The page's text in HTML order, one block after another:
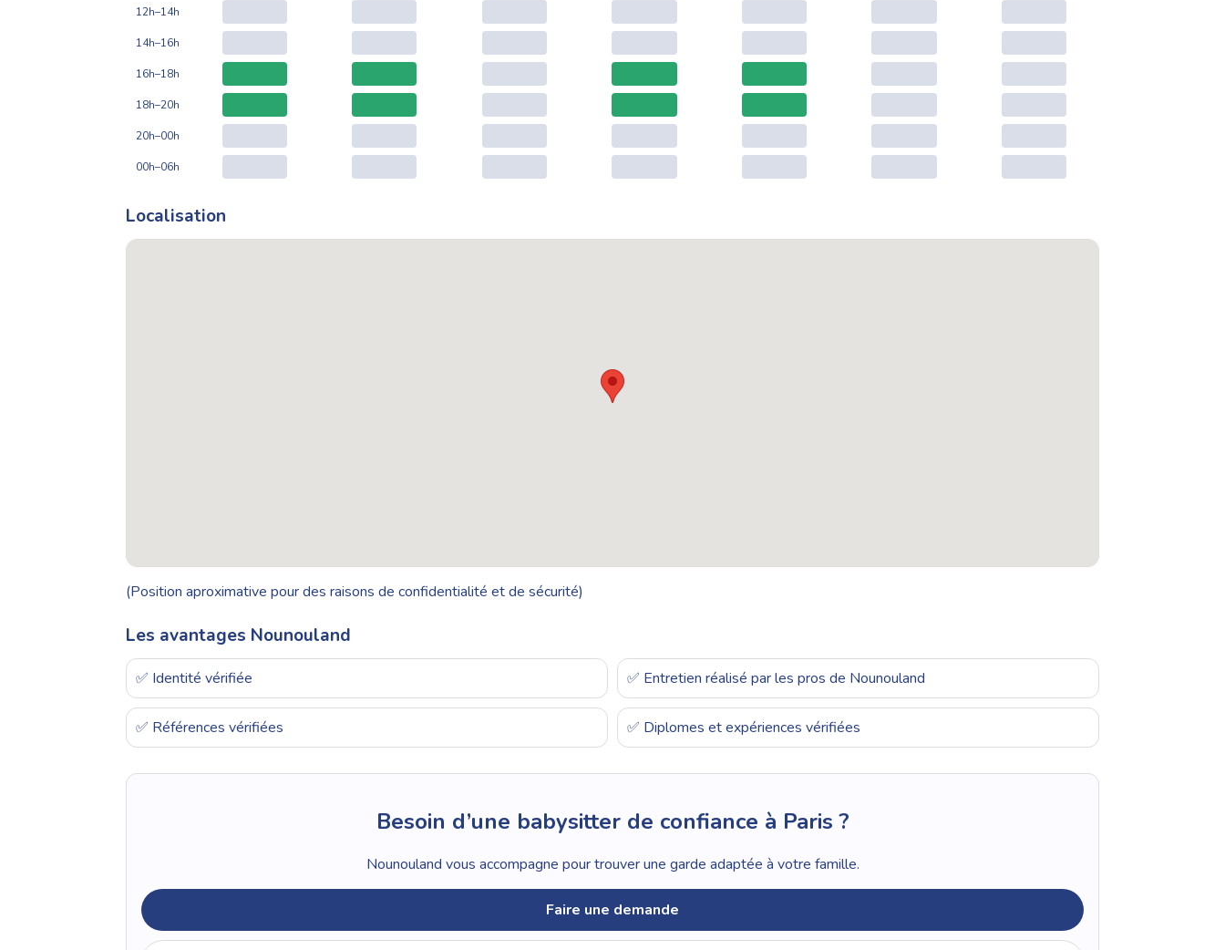
12h–14h
14h–16h
16h–18h
18h–20h
20h–00h
00h–06h
Localisation
(Position aproximative pour des raisons de confidentialité et de sécurité)
Les avantages Nounouland
✅ Identité vérifiée ✅ Entretien réalisé par les pros de Nounouland
✅ Références vérifiées ✅ Diplomes et expériences vérifiées
Besoin d’une babysitter de confiance à Paris ?
Nounouland vous accompagne pour trouver une garde adaptée à votre famille.
Faire une demande